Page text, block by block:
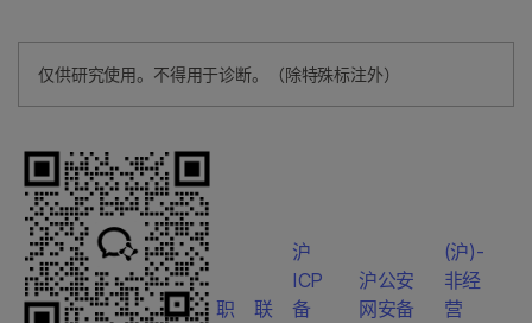
仅供研究使用。不得用于诊断。（除特殊标注外）
职
联
沪
ICP
备
沪公安
网安备
(沪)-
非经
营